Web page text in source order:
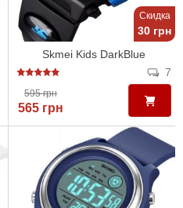
Скидка
30 грн
Skmei Kids DarkBlue
7
595 грн
565 грн